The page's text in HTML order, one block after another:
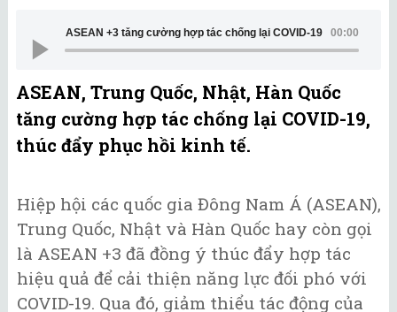
00:00
ASEAN +3 tăng cường hợp tác chống lại COVID-19
ASEAN, Trung Quốc, Nhật, Hàn Quốc
tăng cường hợp tác chống lại COVID-19,
thúc đẩy phục hồi kinh tế.
Hiệp hội các quốc gia Đông Nam Á (ASEAN),
Trung Quốc, Nhật và Hàn Quốc hay còn gọi
là ASEAN +3 đã đồng ý thúc đẩy hợp tác
hiệu quả để cải thiện năng lực đối phó với
COVID-19. Qua đó, giảm thiểu tác động của